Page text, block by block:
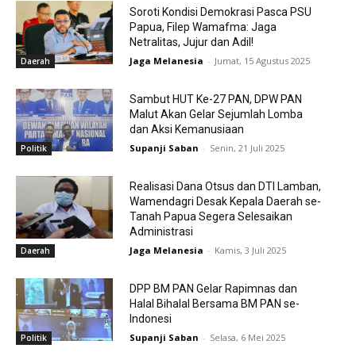
Daerah
Soroti Kondisi Demokrasi Pasca PSU
Papua, Filep Wamafma: Jaga
Netralitas, Jujur dan Adil!
Jaga Melanesia - Jumat, 15 Agustus 2025
Politik
Sambut HUT Ke-27 PAN, DPW PAN
Malut Akan Gelar Sejumlah Lomba
dan Aksi Kemanusiaan
Supanji Saban - Senin, 21 Juli 2025
Daerah
Realisasi Dana Otsus dan DTI Lamban,
Wamendagri Desak Kepala Daerah se-
Tanah Papua Segera Selesaikan
Administrasi
Jaga Melanesia - Kamis, 3 Juli 2025
Politik
DPP BM PAN Gelar Rapimnas dan
Halal Bihalal Bersama BM PAN se-
Indonesi
Supanji Saban - Selasa, 6 Mei 2025